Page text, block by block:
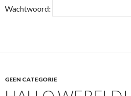
Wachtwoord:
GEEN CATEGORIE